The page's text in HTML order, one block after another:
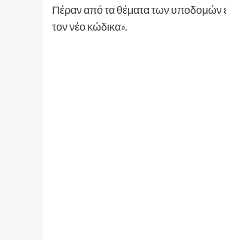
Πέραν από τα θέματα των υποδομών
τον νέο κώδικα».